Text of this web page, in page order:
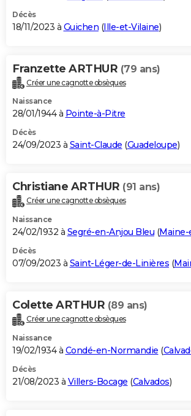
Décès
18/11/2023 à Guichen (Ille-et-Vilaine)
Franzette ARTHUR (79 ans)
Créer une cagnotte obsèques
Naissance
28/01/1944 à Pointe-à-Pitre
Décès
24/09/2023 à Saint-Claude (Guadeloupe)
Christiane ARTHUR (91 ans)
Créer une cagnotte obsèques
Naissance
24/02/1932 à Segré-en-Anjou Bleu (
Décès
07/09/2023 à Saint-Léger-de-Linières (
Colette ARTHUR (89 ans)
Créer une cagnotte obsèques
Naissance
19/02/1934 à Condé-en-Normandie (
Décès
21/08/2023 à Villers-Bocage (Calvados)